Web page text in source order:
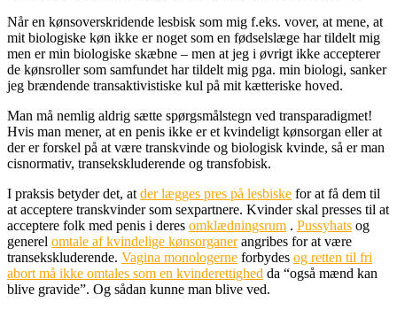
Når en kønsoverskridende lesbisk som mig f.eks. vover, at mene, at
mit biologiske køn ikke er noget som en fødselslæge har tildelt mig
men er min biologiske skæbne – men at jeg i øvrigt ikke accepterer
de kønsroller som samfundet har tildelt mig pga. min biologi, sanker
jeg brændende transaktivistiske kul på mit kætteriske hoved.
Man må nemlig aldrig sætte spørgsmålstegn ved transparadigmet!
Hvis man mener, at en penis ikke er et kvindeligt kønsorgan eller at
der er forskel på at være transkvinde og biologisk kvinde, så er man
cisnormativ, transekskluderende og transfobisk.
I praksis betyder det, at der lægges pres på lesbiske for at få dem til
at acceptere transkvinder som sexpartnere. Kvinder skal presses til at
acceptere folk med penis i deres omklædningsrum . Pussyhats og
generel omtale af kvindelige kønsorganerangribes for at være
transekskluderende. Vagina monologerne forbydes og retten til fri
abort må ikke omtales som en kvinderettighed da “også mænd kan
blive gravide”. Og sådan kunne man blive ved.